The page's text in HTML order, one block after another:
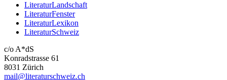
LiteraturLandschaft
LiteraturFenster
LiteraturLexikon
LiteraturSchweiz
c/o A*dS
Konradstrasse 61
8031 Zürich
mail@literaturschweiz.ch